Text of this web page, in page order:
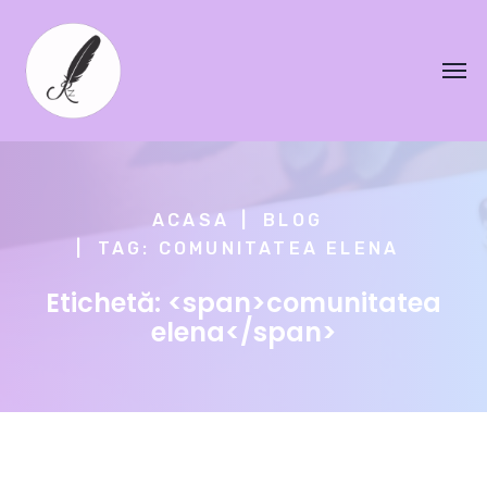
ACASA
BLOG
TAG: COMUNITATEA ELENA
Etichetă: <span>comunitatea
elena</span>